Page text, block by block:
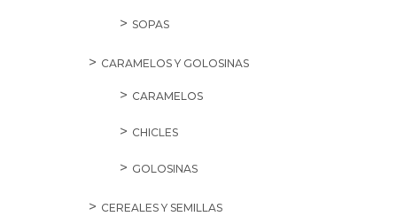
SOPAS
CARAMELOS Y GOLOSINAS
CARAMELOS
CHICLES
GOLOSINAS
CEREALES Y SEMILLAS